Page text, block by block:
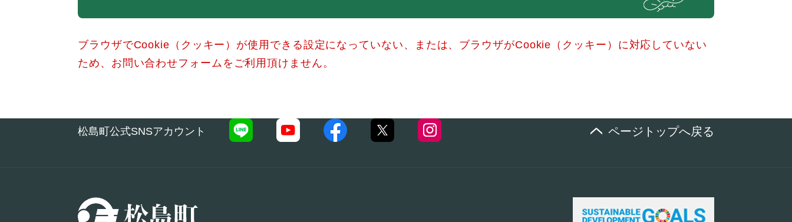
ブラウザでCookie（クッキー）が使用できる設定になっていない、または、ブラウザがCookie（クッキー）に対応していない
ため、お問い合わせフォームをご利用頂けません。
松島町公式SNSアカウント ページトップへ戻る